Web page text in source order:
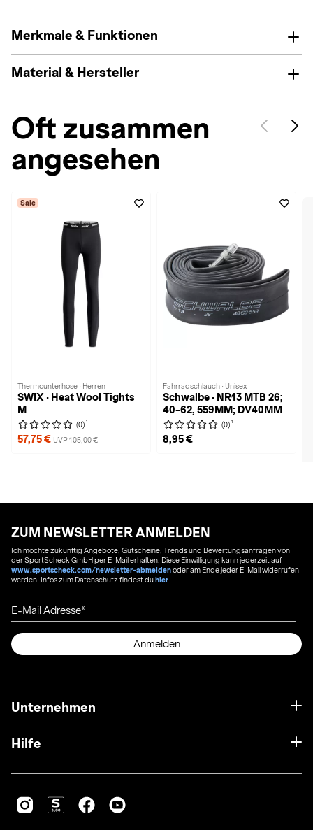
Merkmale & Funktionen
Material & Hersteller
Oft zusammen
angesehen
Sale
Thermounterhose · Herren
SWIX · Heat Wool Tights
M
(0) 1
57,75 € UVP 105,00 €
Fahrradschlauch · Unisex
Schwalbe · NR13 MTB 26;
40-62, 559MM; DV40MM
(0) 1
8,95 €
ZUM NEWSLETTER ANMELDEN
Ich möchte zukünftig Angebote, Gutscheine, Trends und Bewertungsanfragen von
der SportScheck GmbH per E-Mail erhalten. Diese Einwilligung kann jederzeit auf
www.sportscheck.com/newsletter-abmeldenoder am Ende jeder E-Mail widerrufen
werden. Infos zum Datenschutz findest duhier
E-Mail Adresse
Anmelden
Unternehmen
Hilfe